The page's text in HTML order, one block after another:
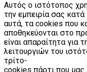
Αυτός ο ιστότοπος
την εμπειρία σας
αυτά, τα cookies που
αποθηκεύονται στο
είναι απαραίτητα για
λειτουργιών του
τρίτο-
cookies πάρτι που μας